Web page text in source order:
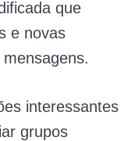
que
e novas
interessantes
grupos